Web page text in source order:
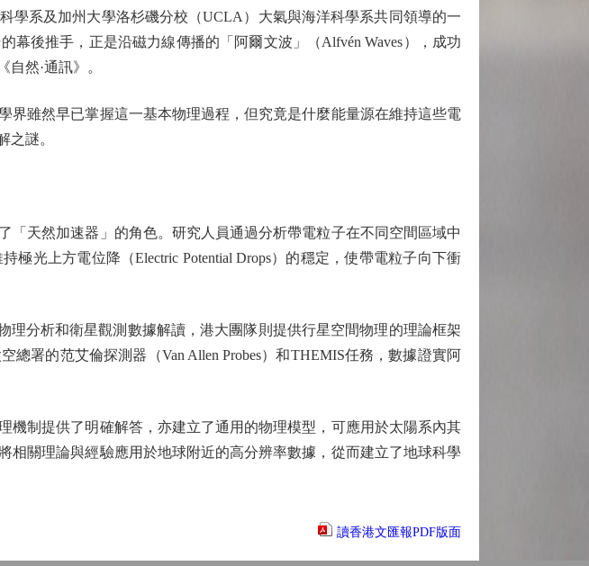
學系及加州大學洛杉磯分校（UCLA）大氣與海洋科學系共同領導的一
後推手，正是沿磁力線傳播的「阿爾文波」（Alfvén Waves），成功
然·通訊》。
雖然早已掌握這一基本物理過程，但究竟是什麼能量源在維持這些電
之謎。
天然加速器」的角色。研究人員通過分析帶電粒子在不同空間區域中
光上方電位降（Electric Potential Drops）的穩定，使帶電粒子向下衝
分析和衛星觀測數據解讀，港大團隊則提供行星空間物理的理論框架
署的范艾倫探測器（Van Allen Probes）和THEMIS任務，數據證實阿
制提供了明確解答，亦建立了通用的物理模型，可應用於太陽系內其
關理論與經驗應用於地球附近的高分辨率數據，從而建立了地球科學
讀香港文匯報PDF版面